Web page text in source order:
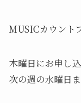
MUSICカウント
木曜日にお申し
次の週の水曜日